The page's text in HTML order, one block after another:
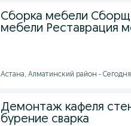
Сборка мебели
мебели Реставрация
Астана, Алматинский район - Сегодня
Демонтаж кафеля
бурение сварка